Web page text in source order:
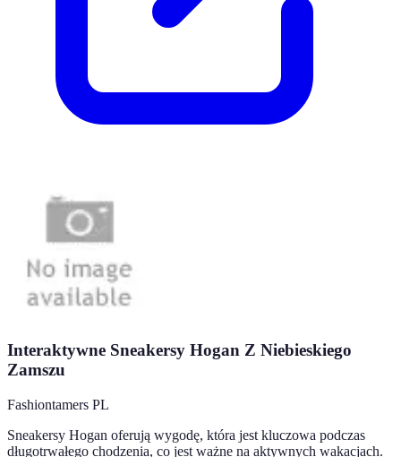
Interaktywne Sneakersy Hogan Z Niebieskiego
Zamszu
Fashiontamers PL
Sneakersy Hogan oferują wygodę, która jest kluczowa podczas
długotrwałego chodzenia, co jest ważne na aktywnych wakacjach.